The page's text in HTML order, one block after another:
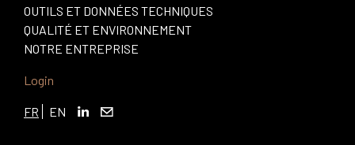
OUTILS ET DONNÉES TECHNIQUES
QUALITÉ ET ENVIRONNEMENT
NOTRE ENTREPRISE
Login
FR EN